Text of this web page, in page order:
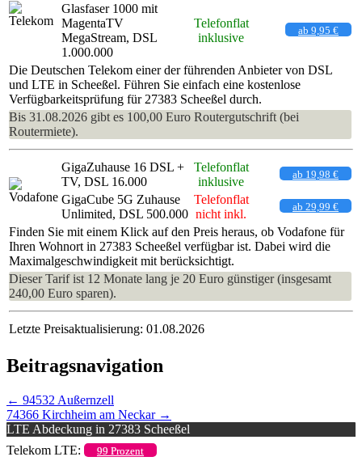
Glasfaser 1000 mit
MagentaTV
MegaStream, DSL
1.000.000
Telefonflat
inklusive
ab 9,95 €
Die Deutschen Telekom einer der führenden Anbieter von DSL
und LTE in Scheeßel. Führen Sie einfach eine kostenlose
Verfügbarkeitsprüfung für 27383 Scheeßel durch.
Bis 31.08.2026 gibt es 100,00 Euro Routergutschrift (bei
Routermiete).
GigaZuhause 16 DSL +
TV, DSL 16.000
Telefonflat
inklusive
ab 19,98 €
GigaCube 5G Zuhause
Unlimited, DSL 500.000
Telefonflat
nicht inkl.
ab 29,99 €
Finden Sie mit einem Klick auf den Preis heraus, ob Vodafone für
Ihren Wohnort in 27383 Scheeßel verfügbar ist. Dabei wird die
Maximalgeschwindigkeit mit berücksichtigt.
Dieser Tarif ist 12 Monate lang je 20 Euro günstiger (insgesamt
240,00 Euro sparen).
Letzte Preisaktualisierung: 01.08.2026
Beitragsnavigation
← 94532 Außernzell
74366 Kirchheim am Neckar →
LTE Abdeckung in 27383 Scheeßel
Telekom LTE:
99 Prozent